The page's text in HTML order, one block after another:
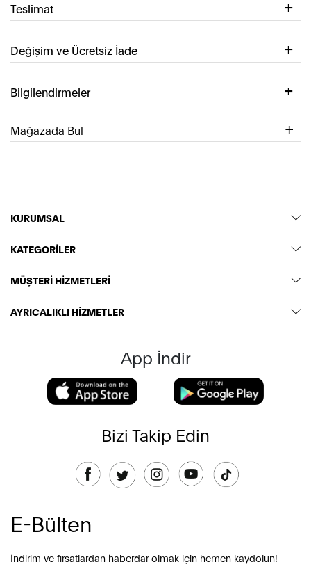
Teslimat
Değişim ve Ücretsiz İade
Bilgilendirmeler
Mağazada Bul
KURUMSAL
KATEGORİLER
MÜŞTERİ HİZMETLERİ
AYRICALIKLI HİZMETLER
App İndir
Bizi Takip Edin
E-Bülten
İndirim ve fırsatlardan haberdar olmak için hemen kaydolun!